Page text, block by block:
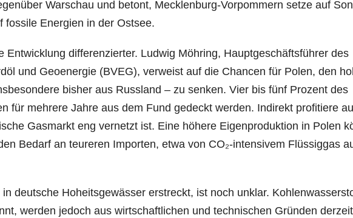
Warschau und betont, Mecklenburg-Vorpommern setze auf
fossile Energien in der Ostsee.
Entwicklung differenzierter. Ludwig Möhring, Hauptgeschäftsführer des
und Geoenergie (BVEG), verweist auf die Chancen für Polen, den
bisher aus Russland – zu senken. Vier bis fünf Prozent des
für mehrere Jahre aus dem Fund gedeckt werden. Indirekt profitiere
Gasmarkt eng vernetzt ist. Eine höhere Eigenproduktion in Polen
Bedarf an teureren Importen, etwa von CO₂-intensivem Flüssiggas
deutsche Hoheitsgewässer erstreckt, ist noch unklar.
werden jedoch aus wirtschaftlichen und technischen Gründen derzeit